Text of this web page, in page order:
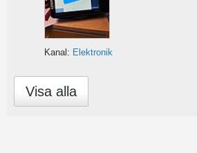
Kanal: Elektronik
Visa alla